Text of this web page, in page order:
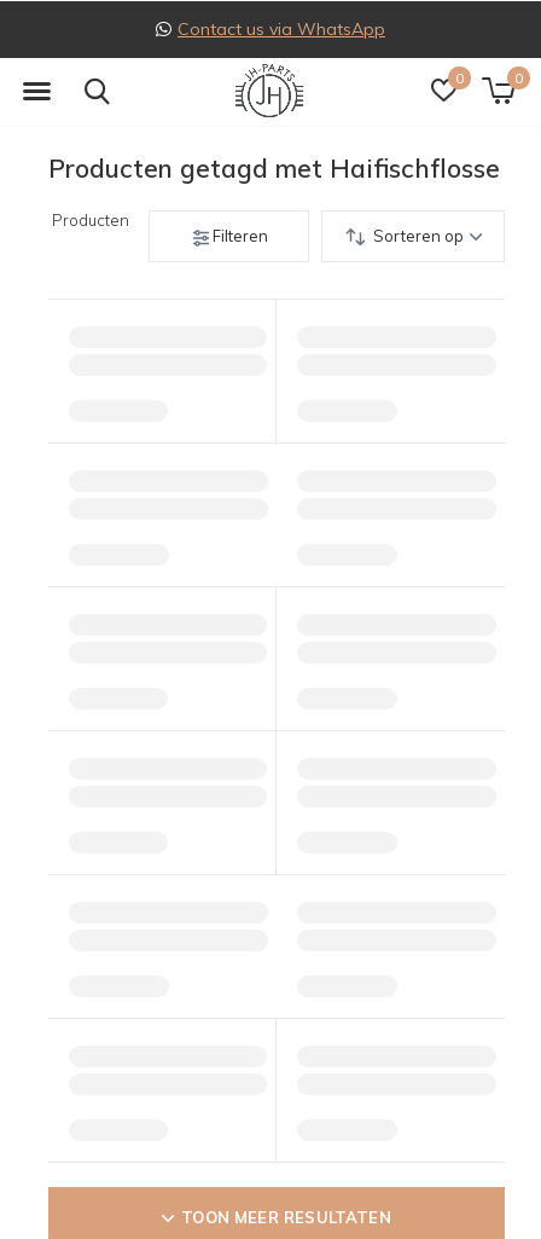
0 0
Contact us via WhatsApp
Producten getagd met Haifischflosse
Producten
Filteren
Sorteren op
TOON MEER RESULTATEN